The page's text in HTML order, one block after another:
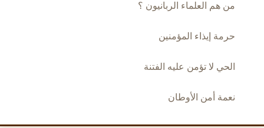
من هم العلماء الربانيون ؟
حرمة إيذاء المؤمنين
الحي لا تؤمن عليه الفتنة
نعمة أمن الأوطان